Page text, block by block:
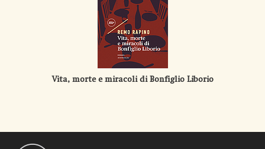
Vita, morte e miracoli di Bonfiglio Liborio